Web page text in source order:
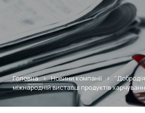
Головна>Новини компанії >
міжнародній виставці продуктів